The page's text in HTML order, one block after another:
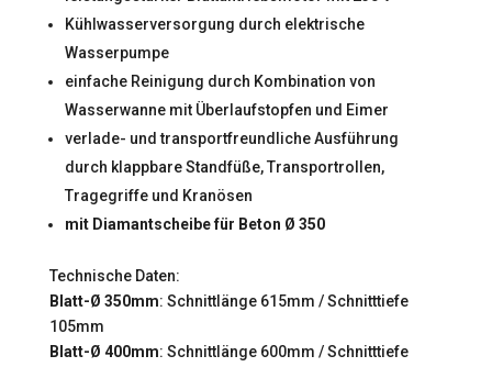
Kühlwasserversorgung durch elektrische
Wasserpumpe
einfache Reinigung durch Kombination von
Wasserwanne mit Überlaufstopfen und Eimer
verlade- und transportfreundliche Ausführung
durch klappbare Standfüße, Transportrollen,
Tragegriffe und Kranösen
mit Diamantscheibe für Beton Ø 350
Technische Daten:
Blatt-Ø 350mm: Schnittlänge 615mm / Schnitttiefe
105mm
Blatt-Ø 400mm: Schnittlänge 600mm / Schnitttiefe